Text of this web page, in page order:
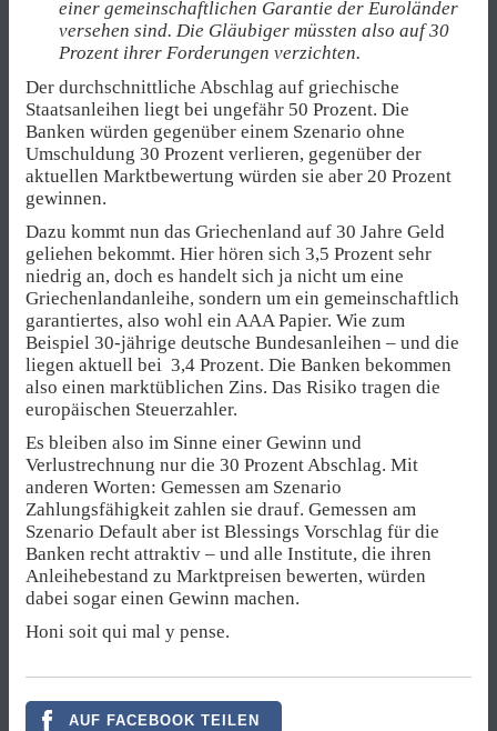
einer gemeinschaftlichen Garantie der Euroländer
versehen sind. Die Gläubiger müssten also auf 30
Prozent ihrer Forderungen verzichten.
Der durchschnittliche Abschlag auf griechische
Staatsanleihen liegt bei ungefähr 50 Prozent. Die
Banken würden gegenüber einem Szenario ohne
Umschuldung 30 Prozent verlieren, gegenüber der
aktuellen Marktbewertung würden sie aber 20 Prozent
gewinnen.
Dazu kommt nun das Griechenland auf 30 Jahre Geld
geliehen bekommt. Hier hören sich 3,5 Prozent sehr
niedrig an, doch es handelt sich ja nicht um eine
Griechenlandanleihe, sondern um ein gemeinschaftlich
garantiertes, also wohl ein AAA Papier. Wie zum
Beispiel 30-jährige deutsche Bundesanleihen – und die
liegen aktuell bei 3,4 Prozent. Die Banken bekommen
also einen marktüblichen Zins. Das Risiko tragen die
europäischen Steuerzahler.
Es bleiben also im Sinne einer Gewinn und
Verlustrechnung nur die 30 Prozent Abschlag. Mit
anderen Worten: Gemessen am Szenario
Zahlungsfähigkeit zahlen sie drauf. Gemessen am
Szenario Default aber ist Blessings Vorschlag für die
Banken recht attraktiv – und alle Institute, die ihren
Anleihebestand zu Marktpreisen bewerten, würden
dabei sogar einen Gewinn machen.
Honi soit qui mal y pense.
AUF FACEBOOK TEILEN